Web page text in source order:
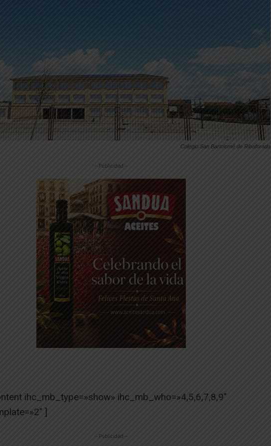
Colegio San Bartolomé de Ribaforada
-- Publicidad --
ihc_mb_type=»show» ihc_mb_who=»4,5,6,7,8,9″
]
-- Publicidad --